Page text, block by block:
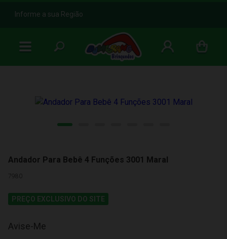
b
Informe a sua Região
Andador Para Bebê 4 Funções 3001 Maral
7980
PREÇO EXCLUSIVO DO SITE
Avise-Me